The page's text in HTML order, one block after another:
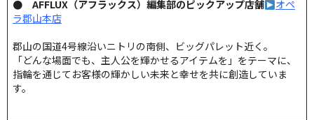
● AFFLUX（アフラックス）編集部のピックアップ店舗
オペ
ラ郡山本店
郡山の国道4号線沿いニトリの南側、ビッグパレット近く。
「どんな場面でも、主人公を輝かせるアイテムを」をテーマに、
指輪を通じてお客様の輝かしい未来と幸せを共に創造していま
す。